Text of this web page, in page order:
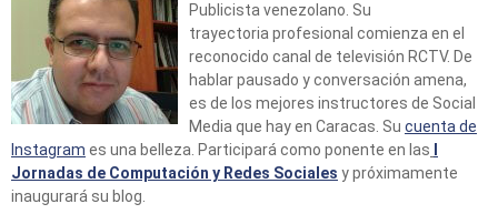
Publicista venezolano. Su
trayectoria profesional comienza en el
reconocido canal de televisión RCTV. De
hablar pausado y conversación amena,
es de los mejores instructores de Social
Media que hay en Caracas. Su cuenta de
Instagram es una belleza. Participará como ponente en las
Jornadas de Computación y Redes Sociales y próximamente
inaugurará su blog.